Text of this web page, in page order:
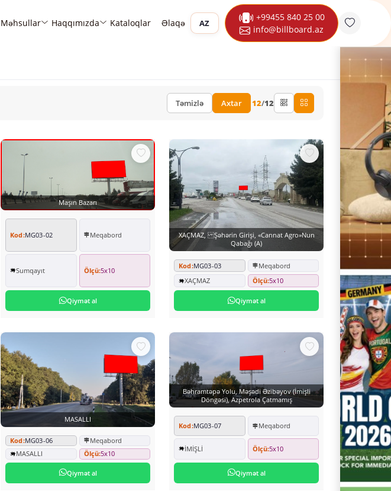
Məhsullar Haqqımızda Kataloqlar Əlaqə AZ
+99455 840 25 00
info@billboard.az
Təmizlə Axtar 12/12
Maşın Bazarı
Kod:MG03-02 Meqabord
Sumqayıt Ölçü:5x10
Qiymət al
XAÇMAZ, Şəhərin Girişi, «Cannat Agro»nun
Qabağı (A)
Kod:MG03-03
Meqabord
XAÇMAZ
Ölçü:5x10
Qiymət al
MASALLI
Kod:MG03-06
Meqabord
MASALLI
Ölçü:5x10
Qiymət al
Bəhramtəpə Yolu, Məşədi Əzibəyov (İmişli
Döngəsi), Azpetrola Çatmamış
Kod:MG03-07 Meqabord
İMİŞLİ Ölçü:5x10
Qiymət al